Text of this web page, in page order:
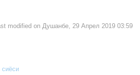
modified on Душанбе, 29 Апрел 2019 03:59
сиёси